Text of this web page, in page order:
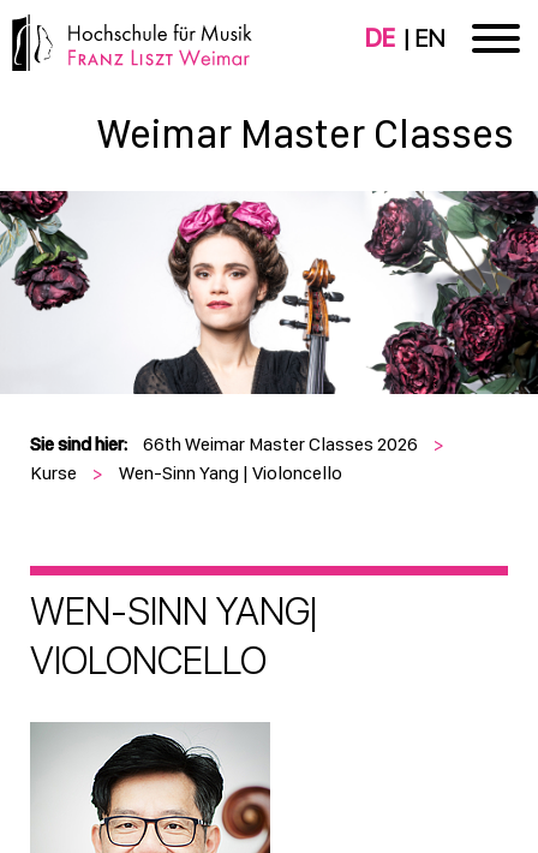
DE EN
Weimar Master Classes
Sie sind hier: 66th Weimar Master Classes 2026
>
Kurse
> Wen-Sinn Yang | Violoncello
WEN-SINN YANG|
VIOLONCELLO